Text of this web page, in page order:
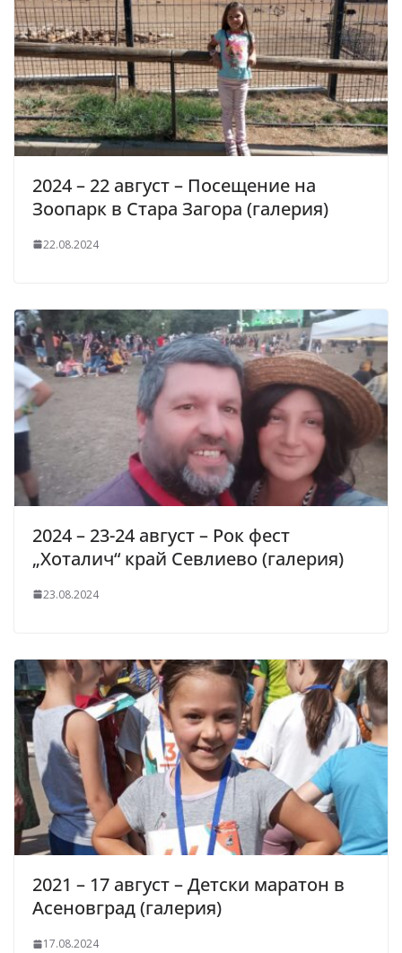
2024 – 22 август – Посещение на
Зоопарк в Стара Загора (галерия)
22.08.2024
2024 – 23-24 август – Рок фест
„Хоталич“ край Севлиево (галерия)
23.08.2024
2021 – 17 август – Детски маратон в
Асеновград (галерия)
17.08.2024